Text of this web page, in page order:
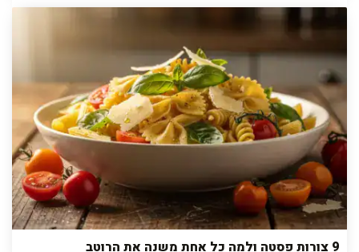
9 צורות פסטה ולמה כל אחת משנה את הרוטב